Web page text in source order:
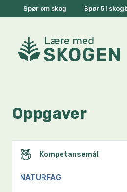
Spør om skog Spør 5 i
Oppgaver
Kompetansemål
NATURFAG